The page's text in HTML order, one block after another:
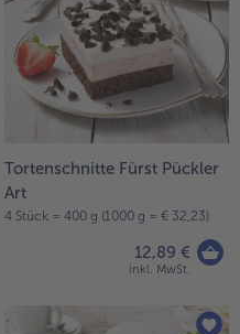
Tortenschnitte Fürst Pückler
Art
4 Stück = 400 g (1000 g = € 32,23)
12,89 €
inkl. MwSt.